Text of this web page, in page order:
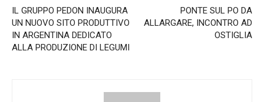
IL GRUPPO PEDON INAUGURA
UN NUOVO SITO PRODUTTIVO
IN ARGENTINA DEDICATO
ALLA PRODUZIONE DI LEGUMI
PONTE SUL PO DA
ALLARGARE, INCONTRO AD
OSTIGLIA